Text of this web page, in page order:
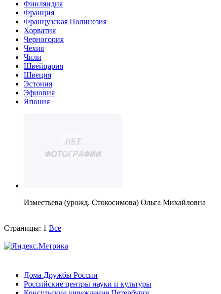
Финляндия
Франция
Французская Полинезия
Хорватия
Черногория
Чехия
Чили
Швейцария
Швеция
Эстония
Эфиопия
Япония
Изместьева (урожд. Стокосимова) Ольга Михайловна
Страницы: 1 Все
Дома Дружбы России
Российские центры науки и культуры